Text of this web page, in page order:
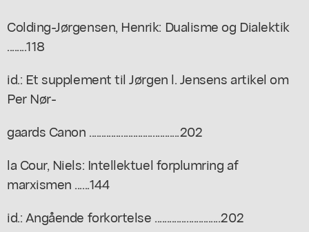
Colding-Jørgensen, Henrik: Dualisme og Dialektik
........118
id.: Et supplement til Jørgen l. Jensens artikel om
Per Nør-
gaards Canon .....................................202
la Cour, Niels: Intellektuel forplumring af
marxismen ......144
id.: Angående forkortelse ...........................202